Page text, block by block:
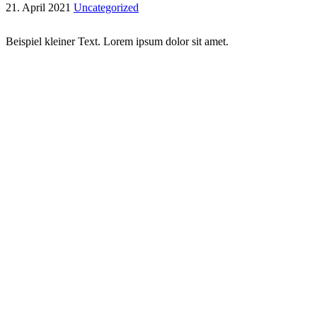
21. April 2021 Uncategorized
Beispiel kleiner Text. Lorem ipsum dolor sit amet.